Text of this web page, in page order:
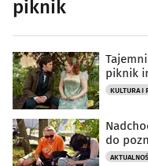
piknik
piknik
do